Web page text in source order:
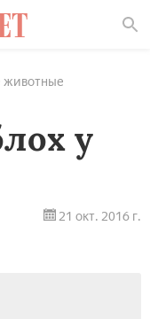
у
21 окт. 2016 г.